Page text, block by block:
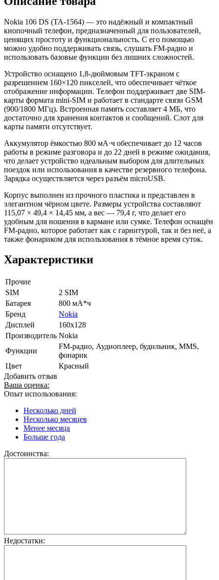
Nokia 106 DS (TA-1564) — это надёжный и компактный
кнопочный телефон, предназначенный для пользователей,
ценящих простоту и функциональность. С его помощью
можно удобно поддерживать связь, слушать FM-радио и
использовать базовые функции без лишних сложностей.
Устройство оснащено 1,8-дюймовым TFT-экраном с
разрешением 160×120 пикселей, что обеспечивает чёткое
отображение информации. Телефон поддерживает две SIM-
карты формата mini-SIM и работает в стандарте связи GSM
(900/1800 МГц). Встроенная память составляет 4 МБ, что
достаточно для хранения контактов и сообщений. Слот для
карты памяти отсутствует.
Аккумулятор ёмкостью 800 мА·ч обеспечивает до 12 часов
работы в режиме разговора и до 22 дней в режиме ожидания,
что делает устройство идеальным выбором для длительных
поездок или использования в качестве резервного телефона.
Зарядка осуществляется через разъём microUSB.
Корпус выполнен из прочного пластика и представлен в
элегантном чёрном цвете. Размеры устройства составляют
115,07 × 49,4 × 14,45 мм, а вес — 79,4 г, что делает его
удобным для ношения в кармане или сумке. Телефон оснащён
FM-радио, которое работает как с гарнитурой, так и без неё, а
также фонариком для использования в тёмное время суток.
Характеристики
Прочие
SIM
2 SIM
Батарея
800 мА*ч
Бренд
Nokia
Дисплей
160х128
Производитель Nokia
Функции
FM-радио, Аудиоплеер, будильник, MMS,
фонарик
Цвет
Красный
Добавить отзыв
Ваша оценка:
Опыт использования:
Несколько дней
Несколько месяцев
Менее месяца
Больше года
Достоинства:
Недостатки: